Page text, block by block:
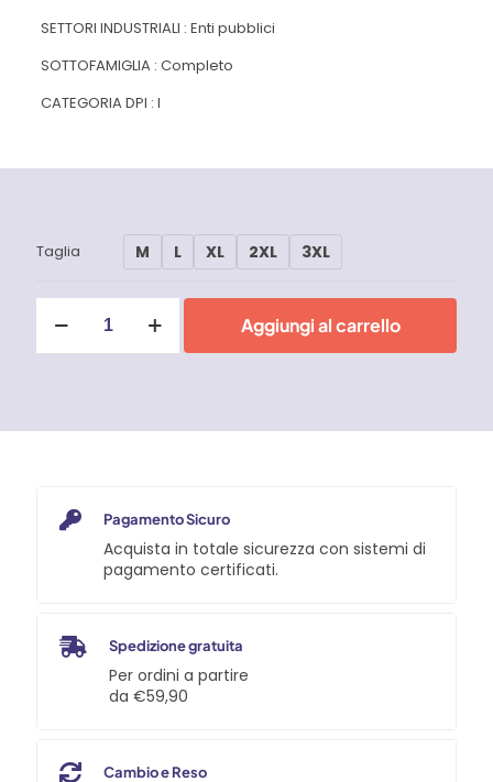
SETTORI INDUSTRIALI : Enti pubblici
SOTTOFAMIGLIA : Completo
CATEGORIA DPI : I
Taglia M L XL 2XL 3XL
con
pantaloni
quantità
Aggiungi al carrello
Pagamento Sicuro
Acquista in totale sicurezza con sistemi di
pagamento certificati.
Spedizione gratuita
Per ordini a partire
da €59,90
Cambio e Reso